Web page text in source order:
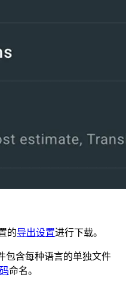
的导出设置进行下载。
包含每种语言的单独文件
命名。